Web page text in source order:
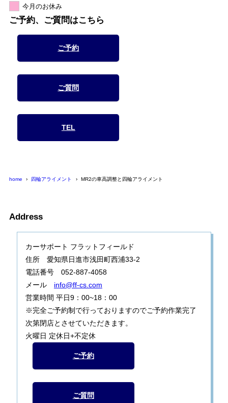
今月のお休み
ご予約、ご質問はこちら
ご予約
ご質問
TEL
home 四輪アライメント MR2の車高調整と四輪アライメント
Address
カーサポート フラットフィールド
住所 愛知県日進市浅田町西浦33-2
電話番号 052-887-4058
メール info@ff-cs.com
営業時間 平日9：00~18：00
※完全ご予約制で行っておりますのでご予約作業完了
次第閉店とさせていただきます。
火曜日 定休日+不定休
ご予約
ご質問